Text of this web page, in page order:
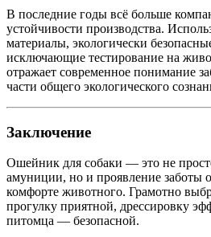
В последние годы всё больше
устойчивости производства.
материалы, экологически
исключающие тестирование на
отражает современное понимание
части общего экологического
Заключение
Ошейник для собаки — это не
амуниции, но и проявление заботы
комфорте животного. Грамотно
прогулку приятной, дрессировку
питомца — безопасной.